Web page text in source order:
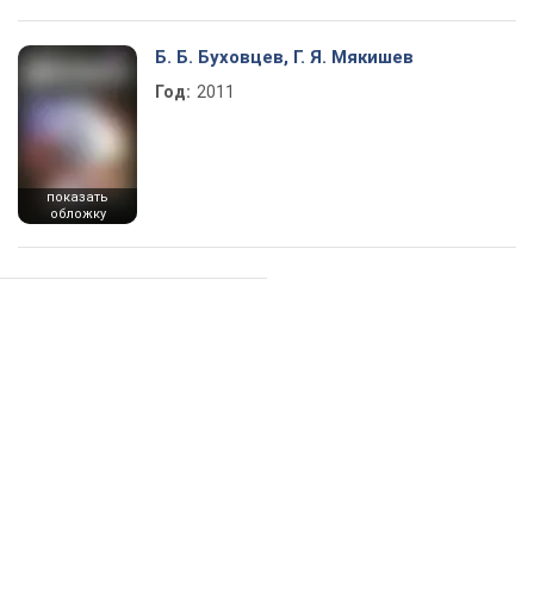
показать
обложку
Б. Б. Буховцев, Г. Я. Мякишев
Год: 2011